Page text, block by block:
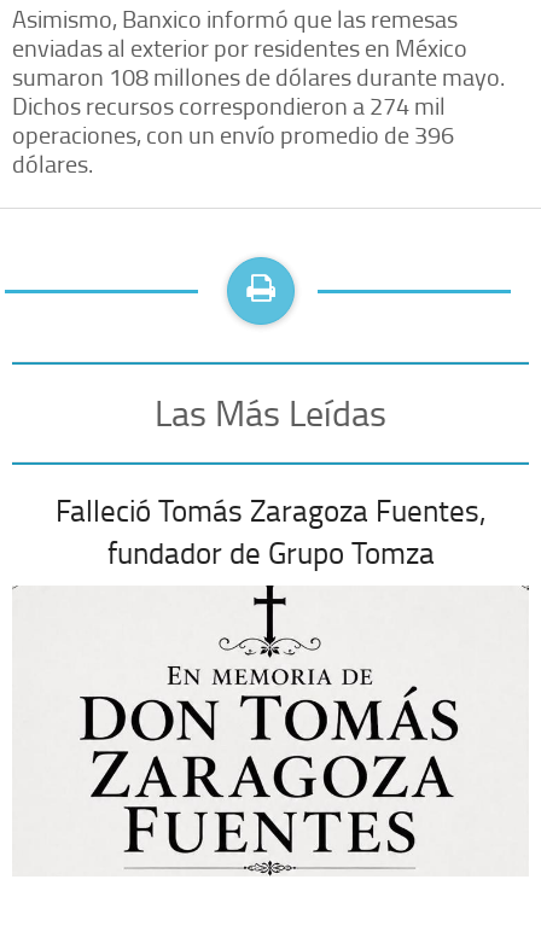
Asimismo, Banxico informó que las remesas
enviadas al exterior por residentes en México
sumaron 108 millones de dólares durante mayo.
Dichos recursos correspondieron a 274 mil
operaciones, con un envío promedio de 396
dólares.
Las Más Leídas
Falleció Tomás Zaragoza Fuentes,
fundador de Grupo Tomza